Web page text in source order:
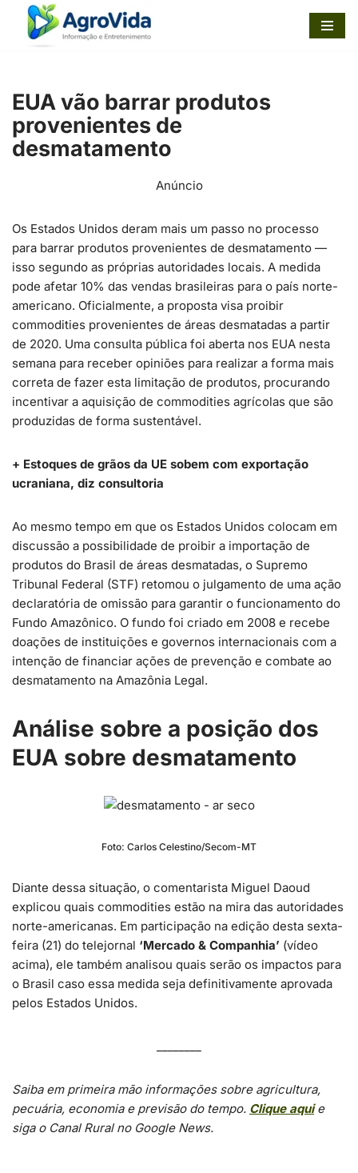
Pular
conteúdo
EUA vão barrar produtos
provenientes de
desmatamento
Anúncio
Os Estados Unidos deram mais um passo no processo
para barrar produtos provenientes de desmatamento —
isso segundo as próprias autoridades locais. A medida
pode afetar 10% das vendas brasileiras para o país norte-
americano. Oficialmente, a proposta visa proibir
commodities provenientes de áreas desmatadas a partir
de 2020. Uma consulta pública foi aberta nos EUA nesta
semana para receber opiniões para realizar a forma mais
correta de fazer esta limitação de produtos, procurando
incentivar a aquisição de commodities agrícolas que são
produzidas de forma sustentável.
+ Estoques de grãos da UE sobem com exportação
ucraniana, diz consultoria
Ao mesmo tempo em que os Estados Unidos colocam em
discussão a possibilidade de proibir a importação de
produtos do Brasil de áreas desmatadas, o Supremo
Tribunal Federal (STF) retomou o julgamento de uma ação
declaratória de omissão para garantir o funcionamento do
Fundo Amazônico. O fundo foi criado em 2008 e recebe
doações de instituições e governos internacionais com a
intenção de financiar ações de prevenção e combate ao
desmatamento na Amazônia Legal.
Análise sobre a posição dos
EUA sobre desmatamento
Foto: Carlos Celestino/Secom-MT
Diante dessa situação, o comentarista Miguel Daoud
explicou quais commodities estão na mira das autoridades
norte-americanas. Em participação na edição desta sexta-
feira (21) do telejornal ‘Mercado & Companhia’ (vídeo
acima), ele também analisou quais serão os impactos para
o Brasil caso essa medida seja definitivamente aprovada
pelos Estados Unidos.
Saiba em primeira mão informações sobre agricultura,
pecuária, economia e previsão do tempo. Clique aquie
siga o Canal Rural no Google News.